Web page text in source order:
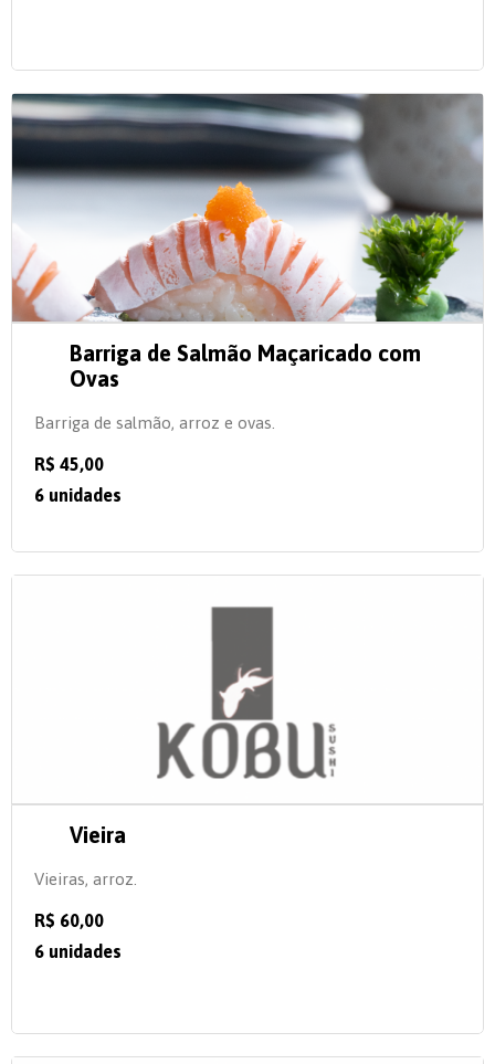
Barriga de Salmão Maçaricado com
Ovas
Barriga de salmão, arroz e ovas.
R$ 45,00
6 unidades
Vieira
Vieiras, arroz.
R$ 60,00
6 unidades